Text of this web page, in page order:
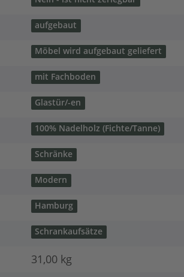
aufgebaut
Möbel wird aufgebaut geliefert
mit Fachboden
Glastür/-en
100% Nadelholz (Fichte/Tanne)
Schränke
Modern
Hamburg
Schrankaufsätze
31,00 kg